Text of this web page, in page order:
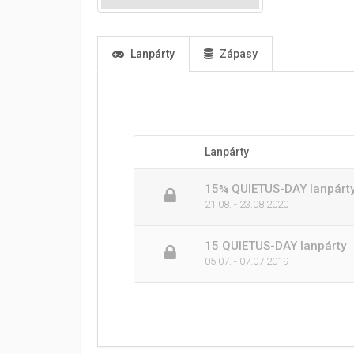
Lanpárty Zápasy
Lanpárty
15¾ QUIETUS-DAY
21.08. - 23.08.2020
15 QUIETUS-DAY lanpárty
05.07. - 07.07.2019